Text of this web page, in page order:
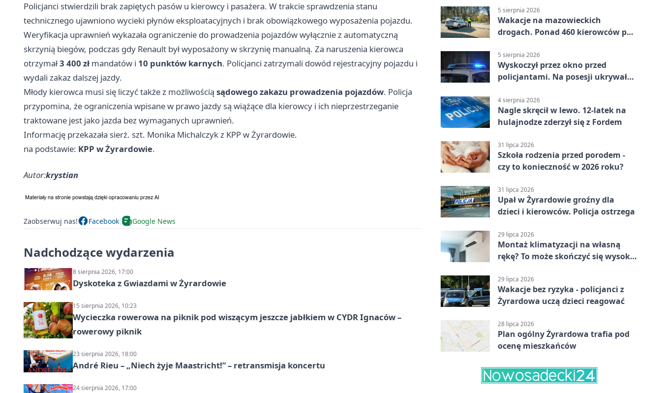
Policjanci stwierdzili brak zapiętych pasów u kierowcy i pasażera. W trakcie sprawdzenia stanu
technicznego ujawniono wycieki płynów eksploatacyjnych i brak obowiązkowego wyposażenia pojazdu.
Weryfikacja uprawnień wykazała ograniczenie do prowadzenia pojazdów wyłącznie z automatyczną
skrzynią biegów, podczas gdy Renault był wyposażony w skrzynię manualną. Za naruszenia kierowca
otrzymał3 400 zł mandatów i 10 punktów karnych. Policjanci zatrzymali dowód rejestracyjny pojazdu i
wydali zakaz dalszej jazdy.
Młody kierowca musi się liczyć także z możliwością sądowego zakazu prowadzenia pojazdów. Policja
przypomina, że ograniczenia wpisane w prawo jazdy są wiążące dla kierowcy i ich nieprzestrzeganie
traktowane jest jako jazda bez wymaganych uprawnień.
Informację przekazała sierż. szt. Monika Michalczyk z KPP w Żyrardowie.
na podstawie: KPP w Żyrardowie.
Autor:krystian
Zaobserwuj nas! Facebook Google News
Nadchodzące wydarzenia
8 sierpnia 2026, 17:00
Dyskoteka z Gwiazdami w Żyrardowie
15 sierpnia 2026, 10:23
Wycieczka rowerowa na piknik pod wiszącym jeszcze jabłkiem w CYDR Ignaców –
rowerowy piknik
23 sierpnia 2026, 18:00
André Rieu – „Niech żyje Maastricht!” – retransmisja koncertu
24 sierpnia 2026, 17:00
5 sierpnia 2026
Wakacje na mazowieckich
drogach. Ponad 460 kierowców po
5 sierpnia 2026
Wyskoczył przez okno przed
policjantami. Na posesji ukrywał
4 sierpnia 2026
Nagle skręcił w lewo. 12-latek na
hulajnodze zderzył się z Fordem
31 lipca 2026
Szkoła rodzenia przed porodem -
czy to konieczność w 2026 roku?
31 lipca 2026
Upał w Żyrardowie groźny dla
dzieci i kierowców. Policja ostrzega
29 lipca 2026
Montaż klimatyzacji na własną
rękę? To może skończyć się wysoką
29 lipca 2026
Wakacje bez ryzyka - policjanci z
Żyrardowa uczą dzieci reagować
28 lipca 2026
Plan ogólny Żyrardowa trafia pod
ocenę mieszkańców